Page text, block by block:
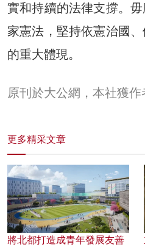
實和持續的法律支撐。
家憲法，堅持依憲治國
的重大體現。
原刊於大公網，本社獲作
更多精采文章
將北都打造成青年發展友善